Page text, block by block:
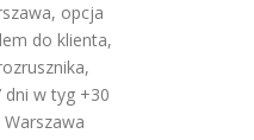
opcja
do klienta,
w tyg +30